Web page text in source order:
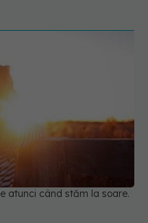
atunci când stăm la soare.